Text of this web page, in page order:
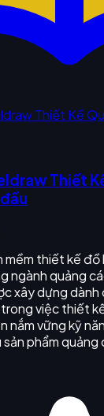
Thiết
mềm thiết kế
ngành quảng
xây dựng dành
việc thiết
nắm vững kỹ
phẩm quảng